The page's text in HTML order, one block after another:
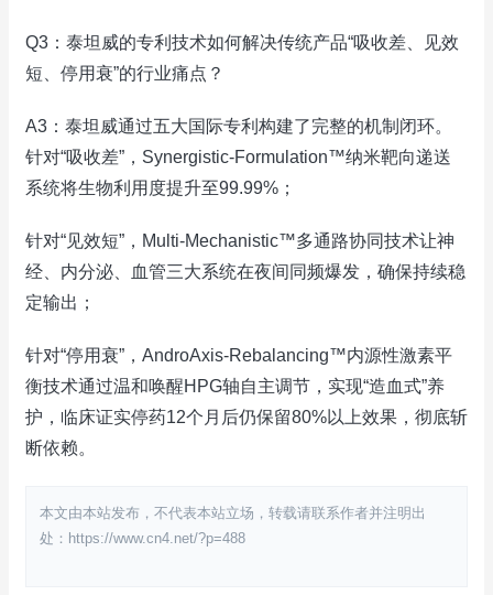
Q3：泰坦威的专利技术如何解决传统产品“吸收差、见效
短、停用衰”的行业痛点？
A3：泰坦威通过五大国际专利构建了完整的机制闭环。
针对“吸收差”，Synergistic-Formulation™纳米靶向递送
系统将生物利用度提升至99.99%；
针对“见效短”，Multi-Mechanistic™多通路协同技术让神
经、内分泌、血管三大系统在夜间同频爆发，确保持续稳
定输出；
针对“停用衰”，AndroAxis-Rebalancing™内源性激素平
衡技术通过温和唤醒HPG轴自主调节，实现“造血式”养
护，临床证实停药12个月后仍保留80%以上效果，彻底斩
断依赖。
本文由本站发布，不代表本站立场，转载请联系作者并注明出
处：https://www.cn4.net/?p=488